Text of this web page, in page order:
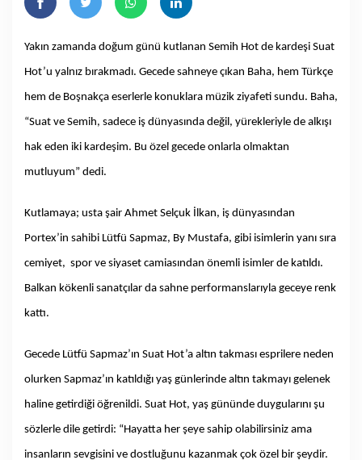
Yakın zamanda doğum günü kutlanan Semih Hot de kardeşi Suat
Hot’u yalnız bırakmadı. Gecede sahneye çıkan Baha, hem Türkçe
hem de Boşnakça eserlerle konuklara müzik ziyafeti sundu. Baha,
“Suat ve Semih, sadece iş dünyasında değil, yürekleriyle de alkışı
hak eden iki kardeşim. Bu özel gecede onlarla olmaktan
mutluyum” dedi.
Kutlamaya; usta şair Ahmet Selçuk İlkan, iş dünyasından
Portex’in sahibi Lütfü Sapmaz, By Mustafa, gibi isimlerin yanı sıra
cemiyet, spor ve siyaset camiasından önemli isimler de katıldı.
Balkan kökenli sanatçılar da sahne performanslarıyla geceye renk
kattı.
Gecede Lütfü Sapmaz’ın Suat Hot’a altın takması esprilere neden
olurken Sapmaz’ın katıldığı yaş günlerinde altın takmayı gelenek
haline getirdiği öğrenildi. Suat Hot, yaş gününde duygularını şu
sözlerle dile getirdi: “Hayatta her şeye sahip olabilirsiniz ama
insanların sevgisini ve dostluğunu kazanmak çok özel bir şeydir.